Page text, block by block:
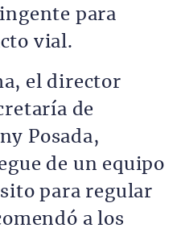
para
vial.
el director
de
Posada,
de un equipo
para regular
a los